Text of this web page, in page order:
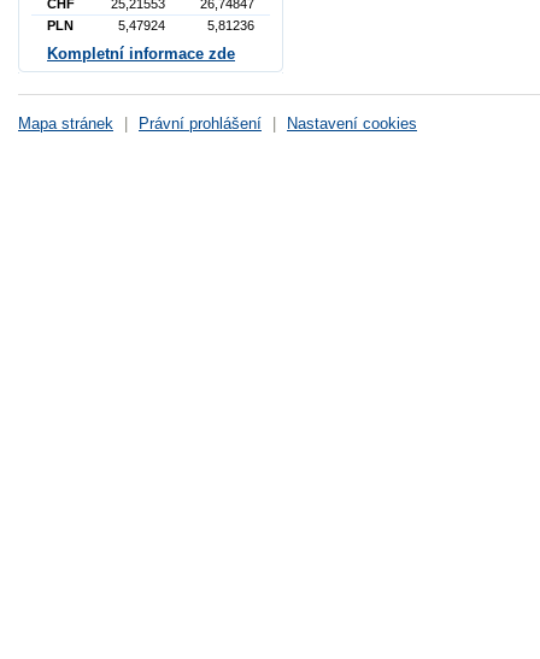
CHF
25,21553
26,74847
PLN
5,47924 5,81236
Kompletní informace zde
Mapa stránek Právní prohlášení Nastavení cookies